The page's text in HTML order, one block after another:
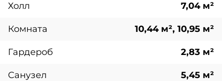
Холл 7,04 м²
Комната 10,44 м², 10,95 м²
Гардероб 2,83 м²
Санузел 5,45 м²